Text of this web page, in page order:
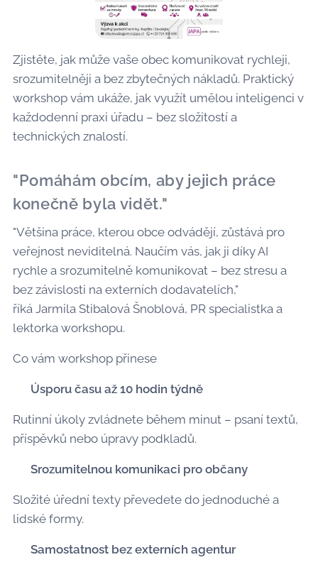
Zjistěte, jak může vaše obec komunikovat rychleji,
srozumitelněji a bez zbytečných nákladů. Praktický
workshop vám ukáže, jak využít umělou inteligenci v
každodenní praxi úřadu – bez složitostí a
technických znalostí.
"Pomáhám obcím, aby jejich práce
konečně byla vidět."
"Většina práce, kterou obce odvádějí, zůstává pro
veřejnost neviditelná. Naučím vás, jak ji díky AI
rychle a srozumitelně komunikovat – bez stresu a
bez závislosti na externích dodavatelích,"
říká Jarmila Stibalová Šnoblová, PR specialistka a
lektorka workshopu.
Co vám workshop přinese
✅ Úsporu času až 10 hodin týdně
Rutinní úkoly zvládnete během minut – psaní textů,
příspěvků nebo úpravy podkladů.
✅ Srozumitelnou komunikaci pro občany
Složité úřední texty převedete do jednoduché a
lidské formy.
✅ Samostatnost bez externích agentur